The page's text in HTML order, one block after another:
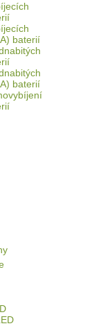
baterií
baterií